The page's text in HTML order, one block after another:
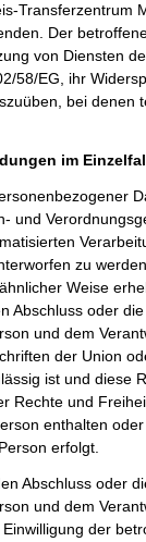
Transferzentrum
Der
von Diensten
58/EG, ihr
bei denen
im
und
zu
Weise
Abschluss oder
und dem
der Union
ist und diese
Rechte und
enthalten
erfolgt.
Abschluss oder
und dem
der